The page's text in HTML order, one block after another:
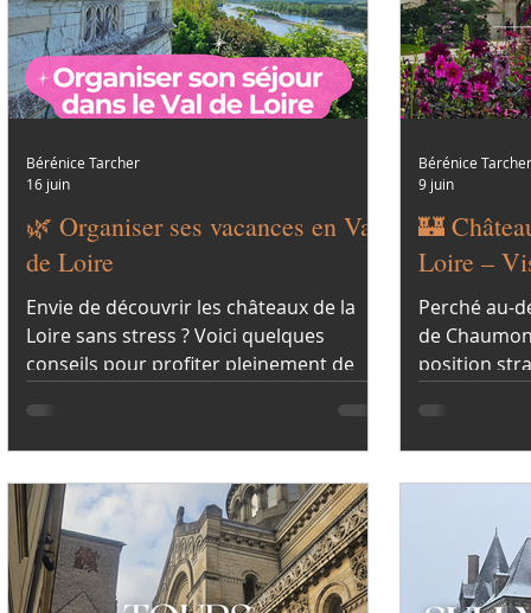
🌿 Organiser ses vacances en Val
de Loire
Envie de découvrir les châteaux de la
Loire sans stress ? Voici quelques
conseils pour profiter pleinement de
Bérénice Tarcher
16 juin
🏰
Loire –
/ Private
Perché au-
de
position
demeure
connu de
au fil des
des
Bérénice Tarcher
9 juin